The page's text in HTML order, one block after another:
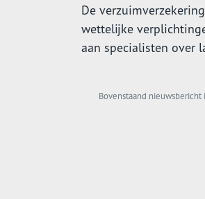
De
wettelijke
aan specialisten over
Bovenstaand